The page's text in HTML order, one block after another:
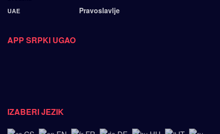
UAE
Pravoslavlje
APP SRPKI UGAO
IZABERI JEZIK